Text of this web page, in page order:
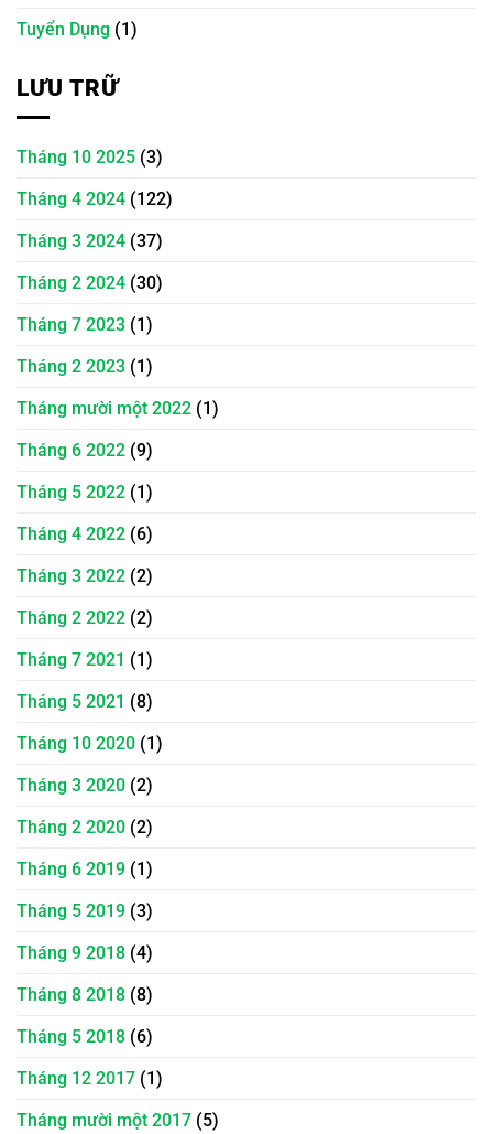
Tuyển Dụng (1)
LƯU TRỮ
Tháng 10 2025 (3)
Tháng 4 2024 (122)
Tháng 3 2024 (37)
Tháng 2 2024 (30)
Tháng 7 2023 (1)
Tháng 2 2023 (1)
Tháng mười một 2022 (1)
Tháng 6 2022 (9)
Tháng 5 2022 (1)
Tháng 4 2022 (6)
Tháng 3 2022 (2)
Tháng 2 2022 (2)
Tháng 7 2021 (1)
Tháng 5 2021 (8)
Tháng 10 2020 (1)
Tháng 3 2020 (2)
Tháng 2 2020 (2)
Tháng 6 2019 (1)
Tháng 5 2019 (3)
Tháng 9 2018 (4)
Tháng 8 2018 (8)
Tháng 5 2018 (6)
Tháng 12 2017 (1)
Tháng mười một 2017 (5)